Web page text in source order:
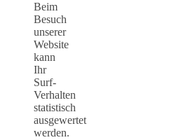
Beim
Besuch
unserer
Website
kann
Ihr
Surf-
Verhalten
statistisch
ausgewertet
werden.